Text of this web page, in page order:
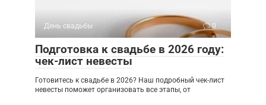
День свадьбы 0
Подготовка к свадьбе в 2026 году:
чек-лист невесты
Готовитесь к свадьбе в 2026? Наш подробный чек-лист
невесты поможет организовать все этапы, от